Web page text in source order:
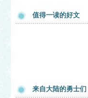
值得一读的好文
来自大陆的勇士